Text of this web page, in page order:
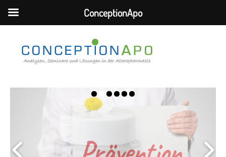
ConceptionApo